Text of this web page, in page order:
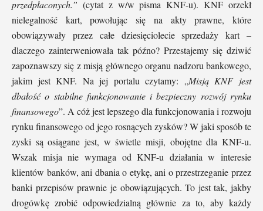
przedpłaconych.” (cytat z w/w pisma KNF-u). KNF orzekł
nielegalność kart, powołując się na akty prawne, które
obowiązywały przez całe dziesięciolecie sprzedaży kart –
dlaczego zainterweniowała tak późno? Przestajemy się dziwić
zapoznawszy się z misją głównego organu nadzoru bankowego,
jakim jest KNF. Na jej portalu czytamy: „Misją KNF jest
dbałość o stabilne funkcjonowanie i bezpieczny rozwój rynku
finansowego”. A cóż jest lepszego dla funkcjonowania i rozwoju
rynku finansowego od jego rosnących zysków? W jaki sposób te
zyski są osiągane jest, w świetle misji, obojętne dla KNF-u.
Wszak misja nie wymaga od KNF-u działania w interesie
klientów banków, ani dbania o etykę, ani o przestrzeganie przez
banki przepisów prawnie je obowiązujących. To jest tak, jakby
drogówkę zrobić odpowiedzialną głównie za to, aby każdy